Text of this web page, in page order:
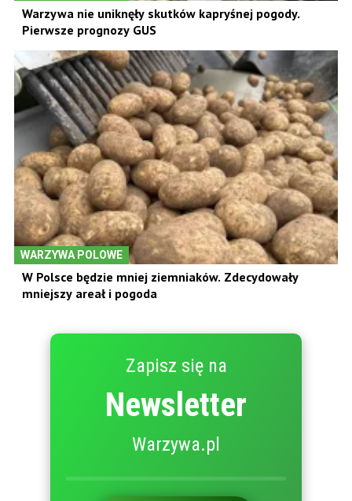
Warzywa nie uniknęły skutków kapryśnej pogody.
Pierwsze prognozy GUS
WARZYWA POLOWE
W Polsce będzie mniej ziemniaków. Zdecydowały
mniejszy areał i pogoda
Zapisz się na
Newsletter
Warzywa.pl